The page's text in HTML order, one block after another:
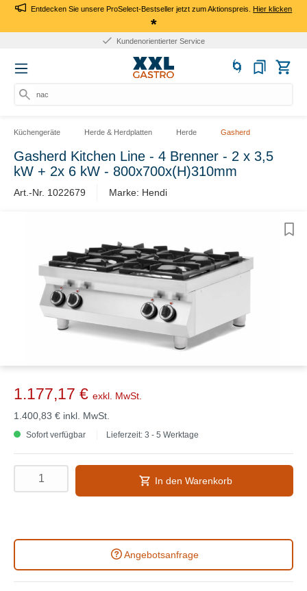
Entdecken Sie unsere ProSelect-Bestseller jetzt zum Aktionspreis.Hier klicken
*
Kundenorientierter Service
nach
Küchengeräte Herde & Herdplatten Herde Gasherd
Gasherd Kitchen Line - 4 Brenner - 2 x 3,5
kW + 2x 6 kW - 800x700x(H)310mm
Art.-Nr. 1022679 Marke: Hendi
1.177,17 € exkl. MwSt.
1.400,83 € inkl. MwSt.
Sofort verfügbar Lieferzeit: 3 - 5 Werktage
In den Warenkorb
Angebotsanfrage